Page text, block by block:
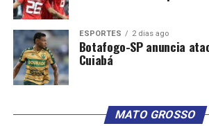
ESPORTES 2 dias ago
Botafogo-SP anuncia
Cuiabá
MATO GROSSO